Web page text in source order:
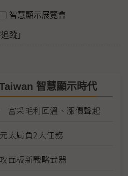
智慧顯示展覽會
蹤」
智慧顯示時代
富采毛利回溫、漲價聲起
太肩負2大任務
面板新戰略武器